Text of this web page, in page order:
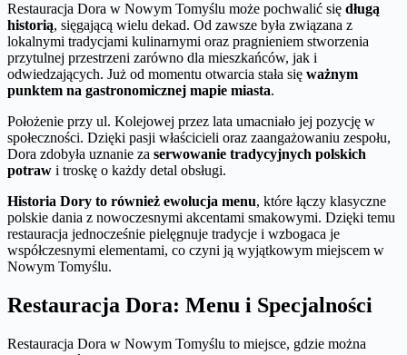
Restauracja Dora w Nowym Tomyślu może pochwalić się długą
historią, sięgającą wielu dekad. Od zawsze była związana z
lokalnymi tradycjami kulinarnymi oraz pragnieniem stworzenia
przytulnej przestrzeni zarówno dla mieszkańców, jak i
odwiedzających. Już od momentu otwarcia stała się ważnym
punktem na gastronomicznej mapie miasta.
Położenie przy ul. Kolejowej przez lata umacniało jej pozycję w
społeczności. Dzięki pasji właścicieli oraz zaangażowaniu zespołu,
Dora zdobyła uznanie za serwowanie tradycyjnych polskich
potraw i troskę o każdy detal obsługi.
Historia Dory to również ewolucja menu, które łączy klasyczne
polskie dania z nowoczesnymi akcentami smakowymi. Dzięki temu
restauracja jednocześnie pielęgnuje tradycje i wzbogaca je
współczesnymi elementami, co czyni ją wyjątkowym miejscem w
Nowym Tomyślu.
Restauracja Dora: Menu i Specjalności
Restauracja Dora w Nowym Tomyślu to miejsce, gdzie można